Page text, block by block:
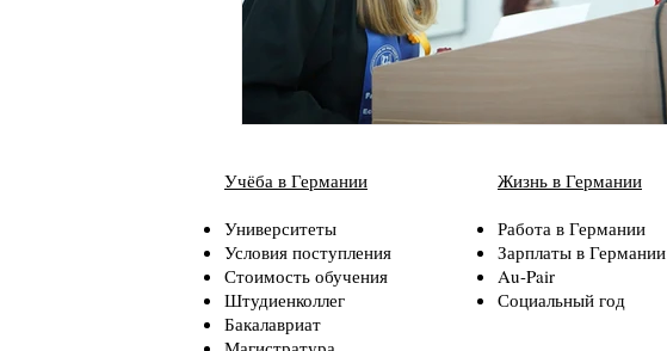
Учёба в Германии
Университеты
Условия поступления
Стоимость обучения
Штудиенколлег
Бакалавриат
Жизнь в Германии
Работа в Германии
Зарплаты в Германии
Au-Pair
Социальный год